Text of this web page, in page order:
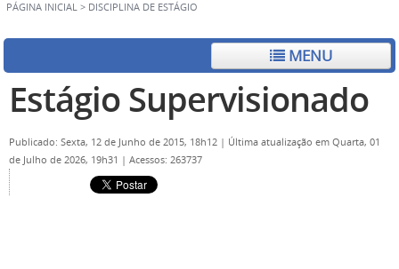
PÁGINA INICIAL > DISCIPLINA DE ESTÁGIO
MENU
Estágio Supervisionado
Publicado: Sexta, 12 de Junho de 2015, 18h12 | Última atualização em Quarta, 01
de Julho de 2026, 19h31 | Acessos: 263737